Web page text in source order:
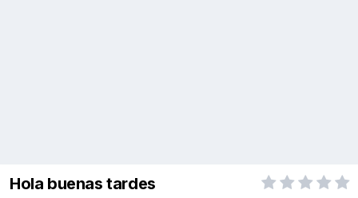
Hola buenas tardes